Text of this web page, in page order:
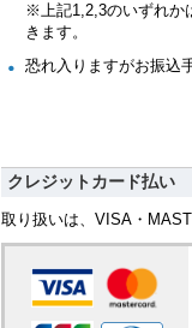
※上記1,2,3のいずれか
きます。
恐れ入りますがお振込
クレジットカード払い
取り扱いは、VISA・